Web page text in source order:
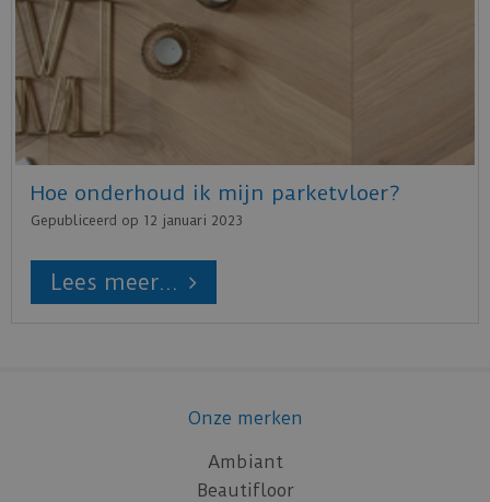
Hoe onderhoud ik mijn parketvloer?
Gepubliceerd op 12 januari 2023
Lees meer...
Onze merken
Ambiant
Beautifloor